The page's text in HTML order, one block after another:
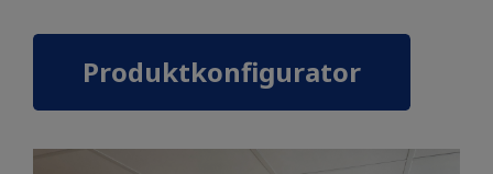
Produktkonfigurator